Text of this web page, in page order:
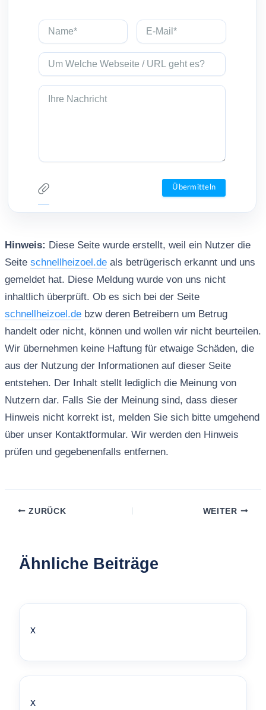
Hinweis: Diese Seite wurde erstellt, weil ein Nutzer die
Seite schnellheizoel.deals betrügerisch erkannt und uns
gemeldet hat. Diese Meldung wurde von uns nicht
inhaltlich überprüft. Ob es sich bei der Seite
schnellheizoel.debzw deren Betreibern um Betrug
handelt oder nicht, können und wollen wir nicht beurteilen.
Wir übernehmen keine Haftung für etwaige Schäden, die
aus der Nutzung der Informationen auf dieser Seite
entstehen. Der Inhalt stellt lediglich die Meinung von
Nutzern dar. Falls Sie der Meinung sind, dass dieser
Hinweis nicht korrekt ist, melden Sie sich bitte umgehend
über unser Kontaktformular. Wir werden den Hinweis
prüfen und gegebenenfalls entfernen.
ZURÜCK WEITER
Ähnliche Beiträge
x
x